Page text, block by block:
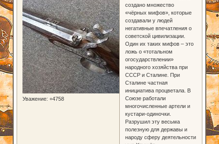
Уважение: +4758
создано множество
«чёрных мифов», которые
создавали у людей
негативные впечатления о
советской цивилизации.
Один их таких мифов – это
ложь о «тотальном
огосударствлении»
народного хозяйства при
СССР и Сталине. При
Сталине частная
инициатива процветала. В
Союзе работали
многочисленные артели и
кустари-одиночки.
Разрушил эту весьма
полезную для державы и
народу сферу деятельности